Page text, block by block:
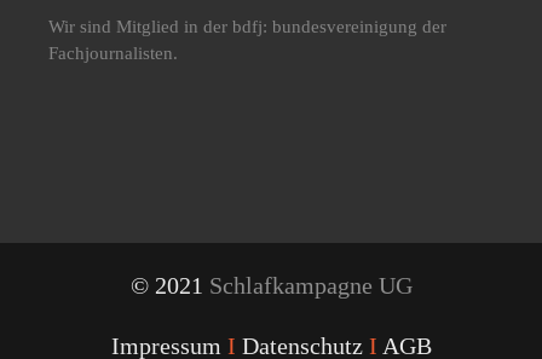
Wir sind Mitglied in der bdfj: bundesvereinigung der
Fachjournalisten.
© 2021 Schlafkampagne UG
Impressum I Datenschutz I AGB